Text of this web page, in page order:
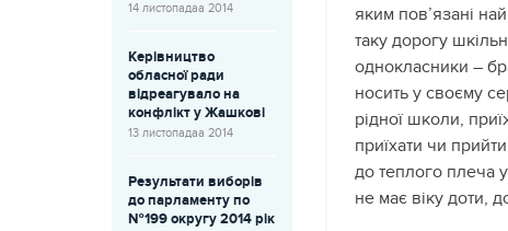
14 листопадаа 2014
Керівництво
обласної ради
відреагувало на
конфлікт у Жашкові
13 листопадаа 2014
Результати виборів
до парламенту по
№199 округу 2014 рік
яким пов’язані
таку дорогу
однокласники –
носить у своєму
рідної школи,
приїхати чи
до теплого плеча
не має віку доти,